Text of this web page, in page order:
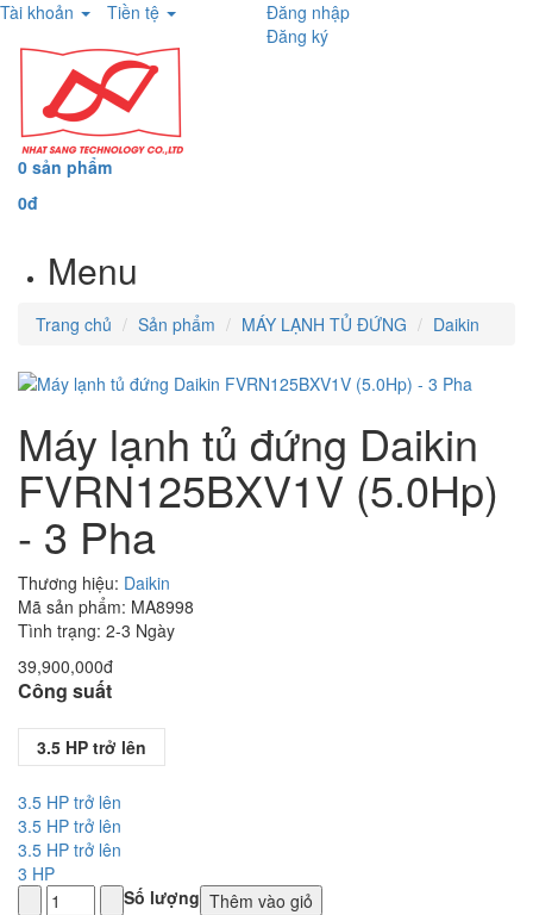
Tài khoản Tiền tệ
Đăng nhập
Đăng ký
0 sản phẩm
0đ
Menu
Trang chủ Sản phẩm MÁY LẠNH TỦ ĐỨNG Daikin
Máy lạnh tủ đứng Daikin
FVRN125BXV1V (5.0Hp)
- 3 Pha
Thương hiệu: Daikin
Mã sản phẩm: MA8998
Tình trạng: 2-3 Ngày
39,900,000đ
Công suất
3.5 HP trở lên
3.5 HP trở lên
3.5 HP trở lên
3.5 HP trở lên
3 HP
Số lượng Thêm vào giỏ